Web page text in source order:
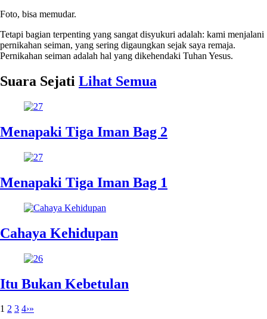
Foto, bisa memudar.
Tetapi bagian terpenting yang sangat disyukuri adalah: kami menjalani
pernikahan seiman, yang sering digaungkan sejak saya remaja.
Pernikahan seiman adalah hal yang dikehendaki Tuhan Yesus.
Suara Sejati Lihat Semua
Menapaki Tiga Iman Bag 2
Menapaki Tiga Iman Bag 1
Cahaya Kehidupan
Itu Bukan Kebetulan
1 2 3 4›»